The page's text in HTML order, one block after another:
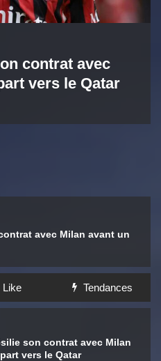
avec Milan avant un
contrat avec
vers le Qatar
Like Tendances
son contrat avec Milan
vers le Qatar